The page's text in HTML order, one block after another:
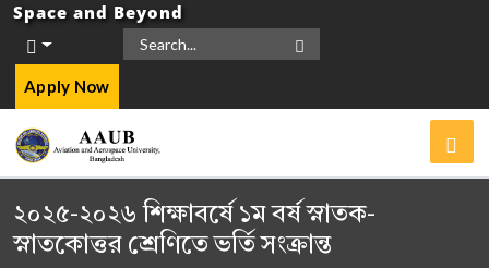
Space and Beyond
Apply Now
২০২৫-২০২৬ শিক্ষাবর্ষে ১ম বর্ষ স্নাতক-
স্নাতকোত্তর শ্রেণিতে ভর্তি সংক্রান্ত